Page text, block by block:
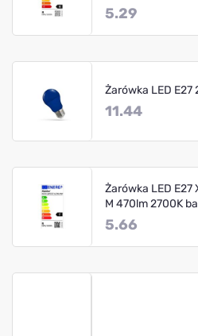
5.29
Żarówka LED E27
11.44
Żarówka LED E27
M 470lm 2700K
5.66